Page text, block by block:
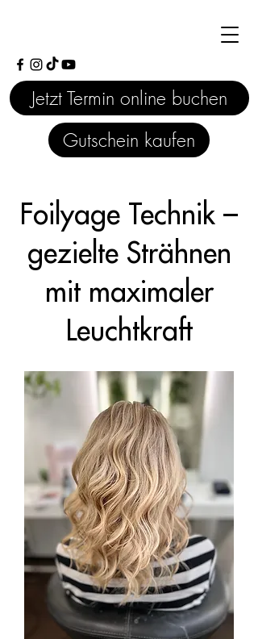
Jetzt Termin online buchen
Gutschein kaufen
Foilyage Technik –
gezielte Strähnen
mit maximaler
Leuchtkraft